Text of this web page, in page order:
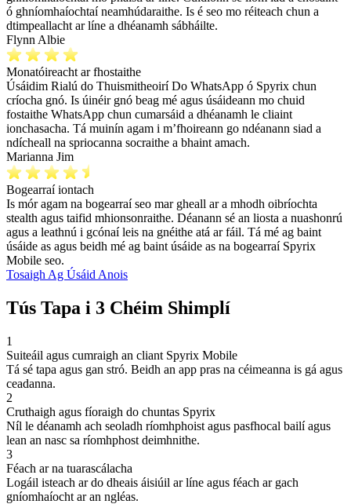
ó ghníomhaíochtaí neamhúdaraithe. Is é seo mo réiteach chun a
dtimpeallacht ar líne a dhéanamh sábháilte.
Flynn Albie
Monatóireacht ar fhostaithe
Úsáidim Rialú do Thuismitheoirí Do WhatsApp ó Spyrix chun
críocha gnó. Is úinéir gnó beag mé agus úsáideann mo chuid
fostaithe WhatsApp chun cumarsáid a dhéanamh le cliaint
ionchasacha. Tá muinín agam i m’fhoireann go ndéanann siad a
ndícheall na spriocanna socraithe a bhaint amach.
Marianna Jim
Bogearraí iontach
Is mór agam na bogearraí seo mar gheall ar a mhodh oibríochta
stealth agus taifid mhionsonraithe. Déanann sé an liosta a nuashonrú
agus a leathnú i gcónaí leis na gnéithe atá ar fáil. Tá mé ag baint
úsáide as agus beidh mé ag baint úsáide as na bogearraí Spyrix
Mobile seo.
Tosaigh Ag Úsáid Anois
Tús Tapa i 3 Chéim Shimplí
1
Suiteáil agus cumraigh an cliant Spyrix Mobile
Tá sé tapa agus gan stró. Beidh an app pras na céimeanna is gá agus
ceadanna.
2
Cruthaigh agus fíoraigh do chuntas Spyrix
Níl le déanamh ach seoladh ríomhphoist agus pasfhocal bailí agus
lean an nasc sa ríomhphost deimhnithe.
3
Féach ar na tuarascálacha
Logáil isteach ar do dheais áisiúil ar líne agus féach ar gach
gníomhaíocht ar an ngléas.